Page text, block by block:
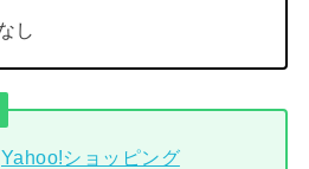
し
Yahoo!ショッピング